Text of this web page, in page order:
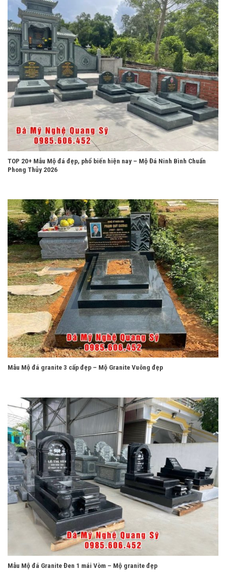
TOP 20+ Mẫu Mộ đá đẹp, phổ biến hiện nay – Mộ Đá Ninh Bình Chuẩn
Phong Thủy 2026
Mẫu Mộ đá granite 3 cấp đẹp – Mộ Granite Vuông đẹp
Mẫu Mộ đá Granite Đen 1 mái Vòm – Mộ granite đẹp